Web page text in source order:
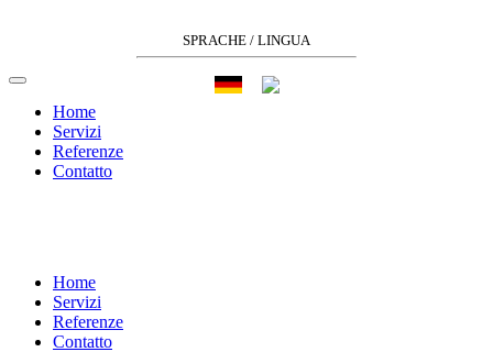
Home
Servizi
Referenze
Contatto
SPRACHE / LINGUA
Home
Servizi
Referenze
Contatto